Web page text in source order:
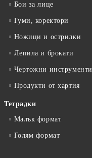
Бои за лице
Гуми, коректори
Ножици и острилки
Лепила и брокати
Чертожни инструменти
Продукти от хартия
Тетрадки
Малък формат
Голям формат